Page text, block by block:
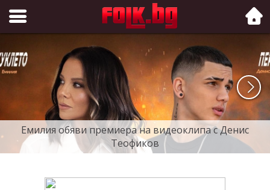
Folk.bg
Емилия обяви премиера на видеоклипа с Денис
Теофиков